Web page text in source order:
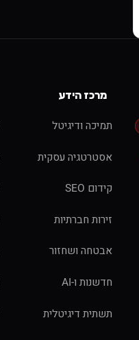
מרכז הידע
תמיכה ודיגיטל
אסטרטגיה עסקית
קידום SEO
זירות חברתיות
אבטחה ושחזור
חדשנות ו-AI
תשתית דיגיטלית